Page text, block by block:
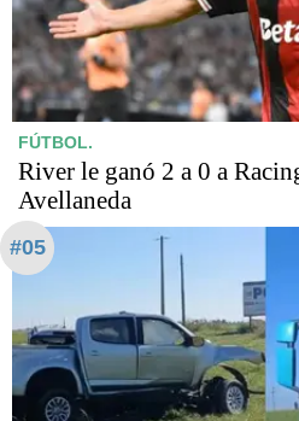
FÚTBOL.
River le ganó 2 a 0 a
Avellaneda
#05